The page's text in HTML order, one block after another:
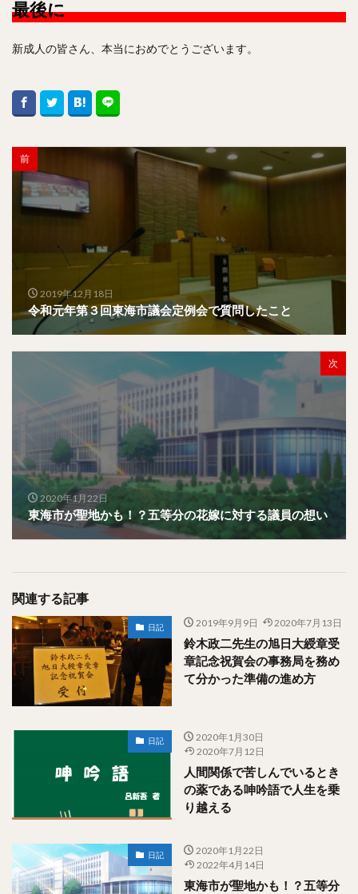
最後に
新成人の皆さん、本当におめでとうございます。
前
2019年12月18日
令和元年第３回東海市議会定例会で質問したこと
次
2020年1月22日
東海市が聖地かも！？五等分の花嫁に対する議員の想い
関連する記事
日記 2019年9月9日 2020年7月13日
鈴木政二先生の旭日大綬章受
章記念祝賀会の事務局を務め
て分かった準備の進め方
日記
2020年1月30日
2020年7月12日
人間関係で苦しんでいるとき
の薬である呻吟語で人生を乗
り越える
日記
2020年1月22日
2022年4月14日
東海市が聖地かも！？五等分